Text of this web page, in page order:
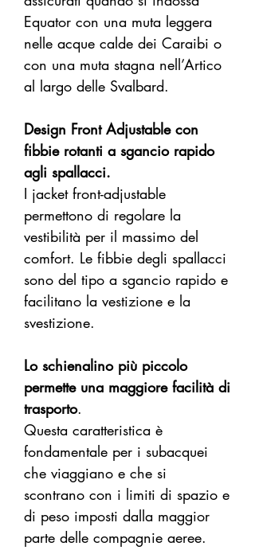
Equator con una muta leggera
nelle acque calde dei Caraibi o
con una muta stagna nell’Artico
al largo delle Svalbard.
Design Front Adjustable con
fibbie rotanti a sgancio rapido
agli spallacci.
I jacket front-adjustable
permettono di regolare la
vestibilità per il massimo del
comfort. Le fibbie degli spallacci
sono del tipo a sgancio rapido e
facilitano la vestizione e la
svestizione.
Lo schienalino più piccolo
permette una maggiore facilità di
trasporto.
Questa caratteristica è
fondamentale per i subacquei
che viaggiano e che si
scontrano con i limiti di spazio e
di peso imposti dalla maggior
parte delle compagnie aeree.